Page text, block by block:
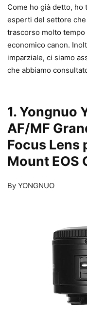
Come ho già detto,
esperti del settore
trascorso molto
economico canon.
imparziale, ci siamo
che abbiamo
1. Yongnuo
AF/MF
Focus Lens
Mount EOS
By YONGNUO